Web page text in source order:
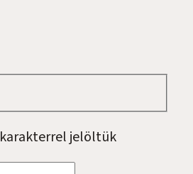
karakterrel jelöltük